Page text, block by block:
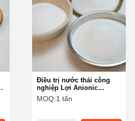
Điều trị nước thải công
nghiệp Lợi Anionic
Polyacrylamide Flocculant
/ PAM với thời gian hòa
MOQ:1 tấn